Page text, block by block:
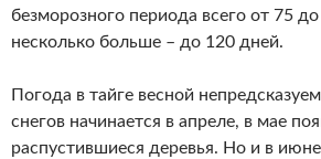
безморозного периода всего от 75
несколько больше – до 120 дней.
Погода в тайге весной
снегов начинается в апреле, в мае
распустившиеся деревья. Но и в